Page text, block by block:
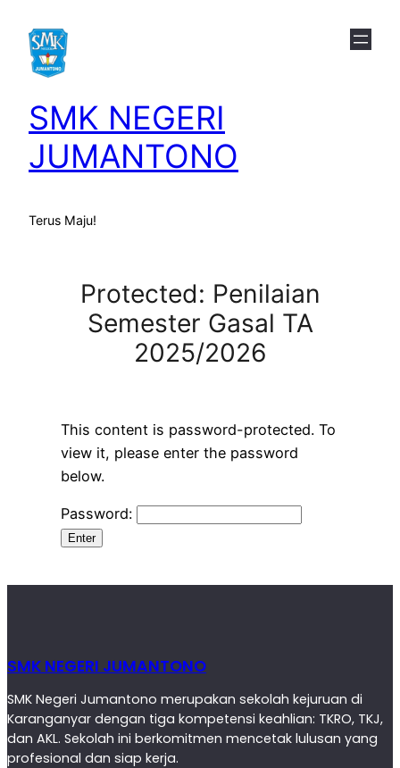
content
SMK NEGERI
JUMANTONO
Terus Maju!
Protected: Penilaian
Semester Gasal TA
2025/2026
This content is password-protected. To
view it, please enter the password
below.
Password:
SMK NEGERI JUMANTONO
SMK Negeri Jumantono merupakan sekolah kejuruan di
Karanganyar dengan tiga kompetensi keahlian: TKRO, TKJ,
dan AKL. Sekolah ini berkomitmen mencetak lulusan yang
profesional dan siap kerja.